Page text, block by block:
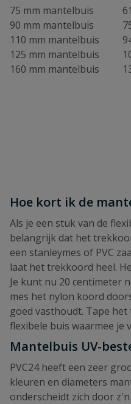
75 mm mantelbuis
90 mm mantelbuis
110 mm mantelbuis
125 mm mantelbuis
160 mm mantelbuis
Hoe kort ik de
Als je een stuk van de
belangrijk dat het
een stanleymes of PVC
laat het trekkoord heel.
Je kunt nu 20 centimeter
mes het nylon koord
goed vasthoudt. Tape
flexibele buis waarmee je
Mantelbuis UV-
PVC24 heeft een zeer
kleuren en diameters
onderscheidt zich door